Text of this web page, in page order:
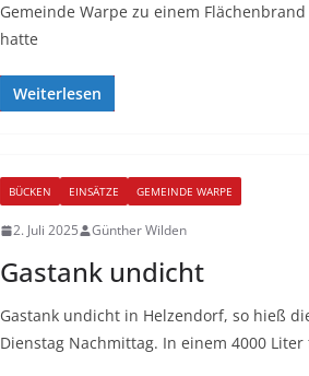
Gemeinde Warpe zu einem
hatte
Weiterlesen
BÜCKEN EINSÄTZE GEMEINDE WARPE
2. Juli 2025 Günther Wilden
Gastank undicht
Gastank undicht in Helzendorf, so hieß
Dienstag Nachmittag. In einem 4000 Liter